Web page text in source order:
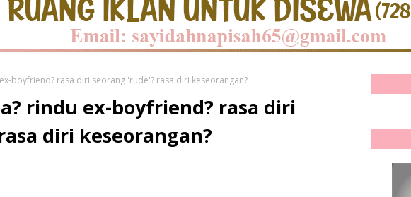
boyfriend? rasa diri seorang 'rude'? rasa diri keseorangan?
rindu ex-boyfriend? rasa diri
diri keseorangan?